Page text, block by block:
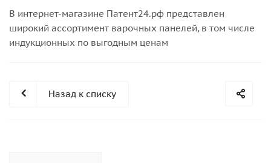
В интернет-магазине Патент24.рф представлен
широкий ассортимент варочных панелей, в том числе
индукционных по выгодным ценам
Назад к списку